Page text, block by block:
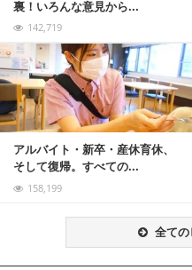
裏！いろんな意見から...
142,719
アルバイト・新卒・産休育休、
そして復帰。すべての...
158,199
記事を読
全て